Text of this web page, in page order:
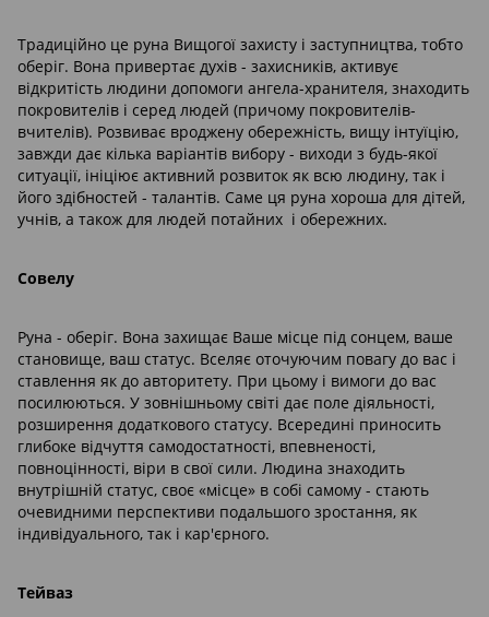
Традиційно це руна Вищогої захисту і заступництва, тобто
оберіг. Вона привертає духів - захисників, активує
відкритість людини допомоги ангела-хранителя, знаходить
покровителів і серед людей (причому покровителів-
вчителів). Розвиває вроджену обережність, вищу інтуїцію,
завжди дає кілька варіантів вибору - виходи з будь-якої
ситуації, ініціює активний розвиток як всю людину, так і
його здібностей - талантів. Саме ця руна хороша для дітей,
учнів, а також для людей потайних і обережних.
Совелу
Руна - оберіг. Вона захищає Ваше місце під сонцем, ваше
становище, ваш статус. Вселяє оточуючим повагу до вас і
ставлення як до авторитету. При цьому і вимоги до вас
посилюються. У зовнішньому світі дає поле діяльності,
розширення додаткового статусу. Всередині приносить
глибоке відчуття самодостатності, впевненості,
повноцінності, віри в свої сили. Людина знаходить
внутрішній статус, своє «місце» в собі самому - стають
очевидними перспективи подальшого зростання, як
індивідуального, так і кар'єрного.
Тейваз